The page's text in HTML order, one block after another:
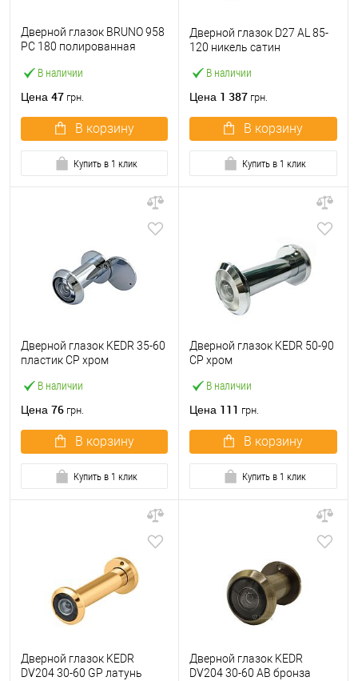
В наличии
Дверной глазок BRUNO 958
PC 180 полированная
Цена 47 грн.
В корзину
Купить в 1 клик
В наличии
Дверной глазок D27 AL 85-
120 никель сатин
Цена 1 387 грн.
В корзину
Купить в 1 клик
В наличии
Дверной глазок KEDR 35-60
пластик СP хром
Цена 76 грн.
В корзину
Купить в 1 клик
В наличии
Дверной глазок KEDR 50-90
СP хром
Цена 111 грн.
В корзину
Купить в 1 клик
Дверной глазок KEDR
DV204 30-60 GP латунь
Дверной глазок KEDR
DV204 30-60 AB бронза